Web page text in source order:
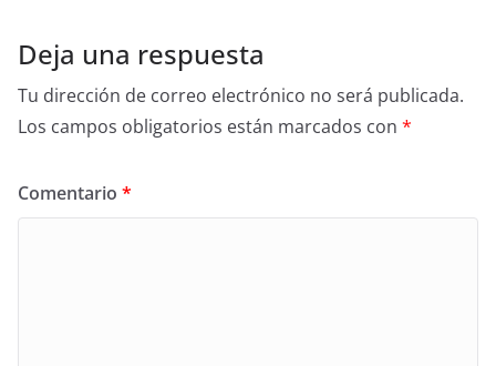
Deja una respuesta
Tu dirección de correo electrónico no será publicada.
Los campos obligatorios están marcados con *
Comentario *